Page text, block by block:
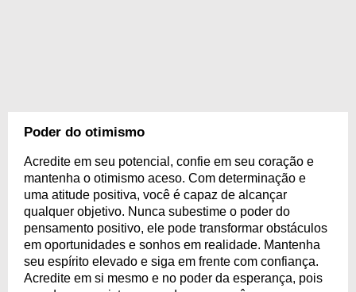
Poder do otimismo
Acredite em seu potencial, confie em seu coração e
mantenha o otimismo aceso. Com determinação e
uma atitude positiva, você é capaz de alcançar
qualquer objetivo. Nunca subestime o poder do
pensamento positivo, ele pode transformar obstáculos
em oportunidades e sonhos em realidade. Mantenha
seu espírito elevado e siga em frente com confiança.
Acredite em si mesmo e no poder da esperança, pois